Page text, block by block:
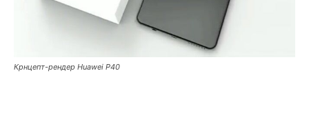
Крнцепт-рендер Huawei P40